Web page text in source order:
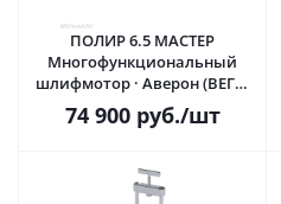
ПОЛИР 6.5 МАСТЕР
Многофункциональный
шлифмотор · Аверон (ВЕГА-
ПРО) Россия
74 900руб./шт